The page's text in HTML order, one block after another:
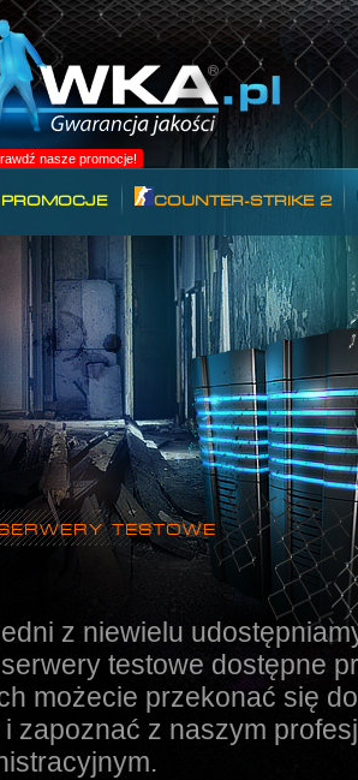
nasze promocje!
PROMOCJE COUNTER-STRIKE 2
TESTOWE
z niewielu
testowe dostępne
możecie przekonać się
i zapoznać z naszym